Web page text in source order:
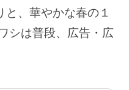
、華やかな春の１
シは普段、広告・広